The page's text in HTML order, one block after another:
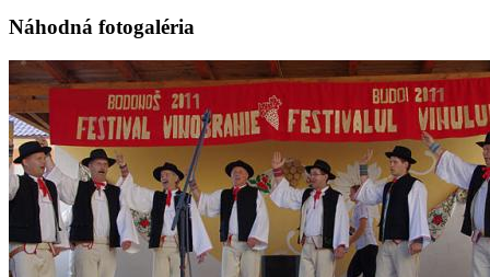
Náhodná fotogaléria